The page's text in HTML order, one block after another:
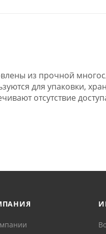
из прочной
для упаковки,
отсутствие